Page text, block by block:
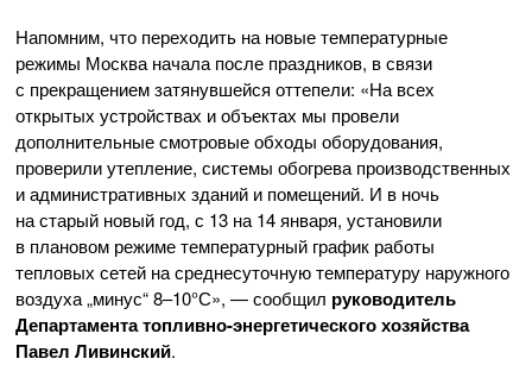
Напомним, что переходить на новые температурные
режимы Москва начала после праздников, в связи
с прекращением затянувшейся оттепели: «На всех
открытых устройствах и объектах мы провели
дополнительные смотровые обходы оборудования,
проверили утепление, системы обогрева производственных
и административных зданий и помещений. И в ночь
на старый новый год, с 13 на 14 января, установили
в плановом режиме температурный график работы
тепловых сетей на среднесуточную температуру наружного
воздуха „минус“ 8–10°С», — сообщил руководитель
Департаментатопливно-энергетическогохозяйства
Павел Ливинский.